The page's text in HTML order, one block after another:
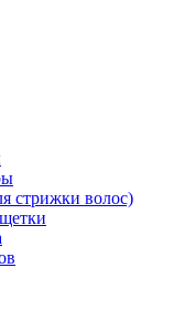
стрижки волос)